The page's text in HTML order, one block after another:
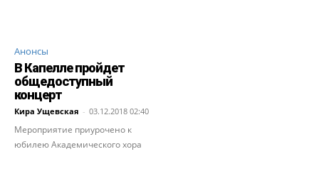
Анонсы
В Капелле пройдет
общедоступный
концерт
Кира Ущевская - 03.12.2018 02:40
Мероприятие приурочено к
юбилею Академического хора